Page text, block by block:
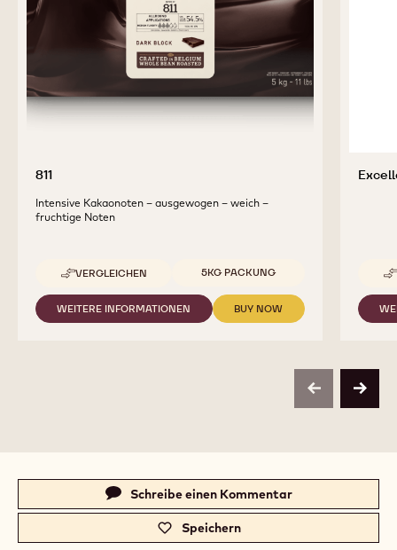
811
Intensive Kakaonoten – ausgewogen – weich –
fruchtige Noten
VERGLEICHEN
-
811
Verfügbare Größen
5KG PACKUNG
WEITERE INFORMATIONEN
-
BUY NOW
-
previousnext
Schreibe einen Kommentar
-
c
a
Speichern
-